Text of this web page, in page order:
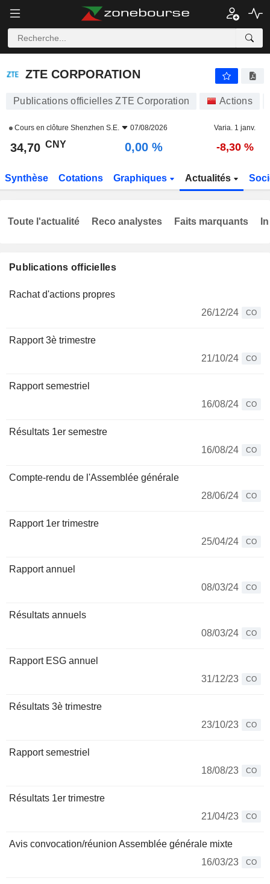
ZTE CORPORATION
ZTE CORPORATION
Publications officielles ZTE Corporation Actions
Cours en clôture Shenzhen S.E. 07/08/2026 Varia. 1 janv.
34,70 CNY 0,00 % -8,30 %
Synthèse Cotations Graphiques Actualités
Publications officielles
Rachat d'actions propres
26/12/24
CO
Rapport 3è trimestre
21/10/24
CO
Rapport semestriel
16/08/24
CO
Résultats 1er semestre
16/08/24
CO
Compte-rendu de l'Assemblée générale
28/06/24
CO
Rapport 1er trimestre
25/04/24
CO
Rapport annuel
08/03/24
CO
Résultats annuels
08/03/24
CO
Rapport ESG annuel
31/12/23
CO
Résultats 3è trimestre
23/10/23
CO
Rapport semestriel
18/08/23
CO
Résultats 1er trimestre
21/04/23
CO
Avis convocation/réunion Assemblée générale mixte
16/03/23
CO
Toute l'actualité Reco analystes Faits marquants